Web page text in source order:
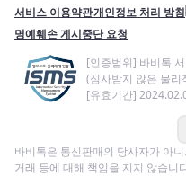
서비스 이용약관개인정보 처리 방침
명예훼손 게시중단 요청
[인증범위] 바비톡
(심사받지 않은 물리
[유효기간]
바비톡은 통신판매의 당사자가 아
거래 등에 대해 책임을 지지 않습니